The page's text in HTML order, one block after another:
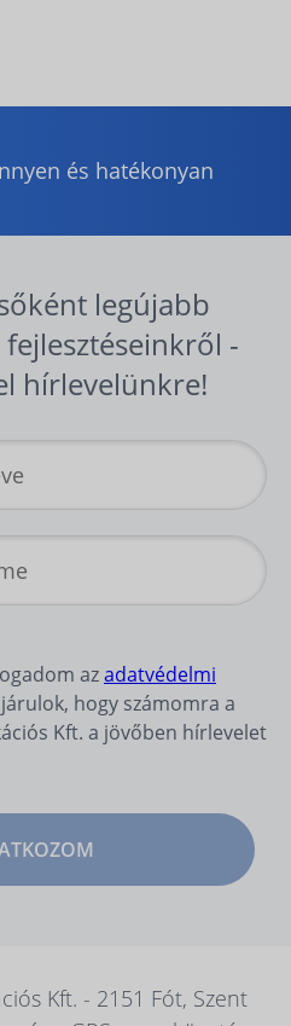
és hatékonyan
legújabb
-
hírlevelünkre!
azadatvédelmi
hogy számomra a
Kft. a jövőben hírlevelet
Kft. - 2151 Fót, Szent